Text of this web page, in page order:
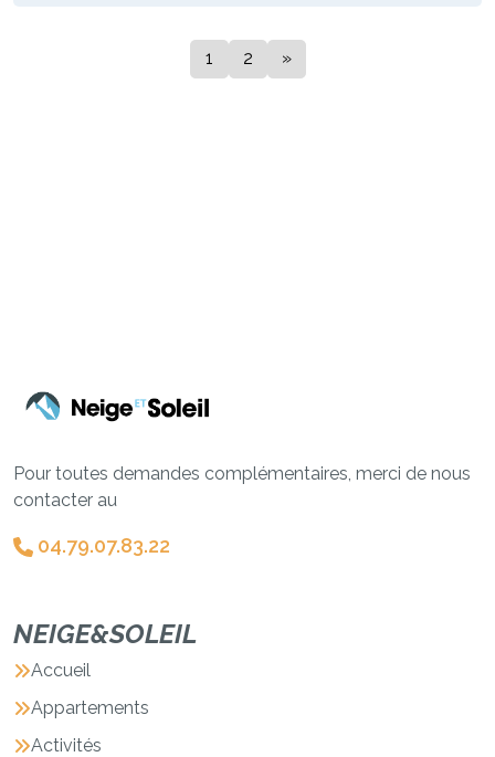
1 2 »
Pour toutes demandes complémentaires, merci de nous
contacter au
04.79.07.83.22
NEIGE&SOLEIL
Accueil
Appartements
Activités